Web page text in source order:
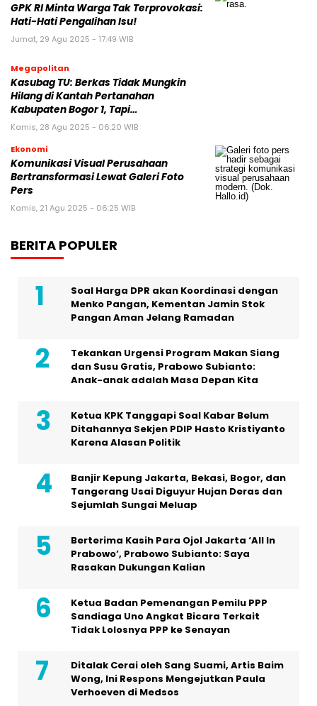
GPK RI Minta Warga Tak Terprovokasi:
Hati-Hati Pengalihan Isu!
Jumat, 29 Agu 2025 - 17:49 WIB
Megapolitan
Kasubag TU: Berkas Tidak Mungkin
Hilang di Kantah Pertanahan
Kabupaten Bogor 1, Tapi…
Kamis, 28 Agu 2025 - 06:20 WIB
Ekonomi
Komunikasi Visual Perusahaan
Bertransformasi Lewat Galeri Foto
Pers
Kamis, 21 Agu 2025 - 06:25 WIB
BERITA POPULER
Soal Harga DPR akan Koordinasi dengan
Menko Pangan, Kementan Jamin Stok
Pangan Aman Jelang Ramadan
Tekankan Urgensi Program Makan Siang
dan Susu Gratis, Prabowo Subianto:
Anak-anak adalah Masa Depan Kita
Ketua KPK Tanggapi Soal Kabar Belum
Ditahannya Sekjen PDIP Hasto Kristiyanto
Karena Alasan Politik
Banjir Kepung Jakarta, Bekasi, Bogor, dan
Tangerang Usai Diguyur Hujan Deras dan
Sejumlah Sungai Meluap
Berterima Kasih Para Ojol Jakarta ‘All In
Prabowo’, Prabowo Subianto: Saya
Rasakan Dukungan Kalian
Ketua Badan Pemenangan Pemilu PPP
Sandiaga Uno Angkat Bicara Terkait
Tidak Lolosnya PPP ke Senayan
Ditalak Cerai oleh Sang Suami, Artis Baim
Wong, Ini Respons Mengejutkan Paula
Verhoeven di Medsos